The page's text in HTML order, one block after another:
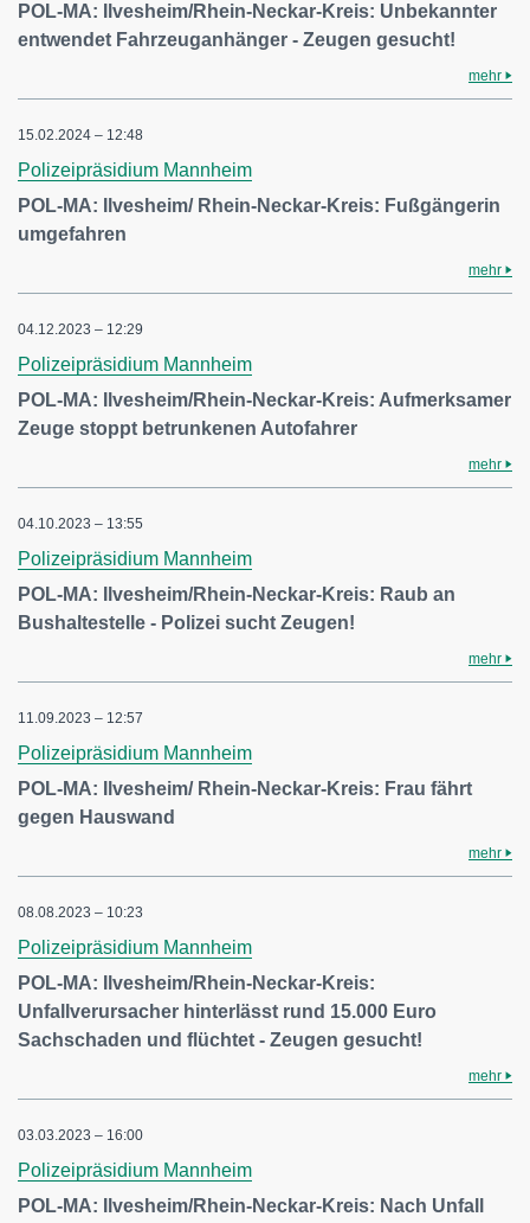
POL-MA: Ilvesheim/Rhein-Neckar-Kreis: Unbekannter
entwendet Fahrzeuganhänger - Zeugen gesucht!
mehr
15.02.2024 – 12:48
Polizeipräsidium Mannheim
POL-MA: Ilvesheim/ Rhein-Neckar-Kreis: Fußgängerin
umgefahren
mehr
04.12.2023 – 12:29
Polizeipräsidium Mannheim
POL-MA: Ilvesheim/Rhein-Neckar-Kreis: Aufmerksamer
Zeuge stoppt betrunkenen Autofahrer
mehr
04.10.2023 – 13:55
Polizeipräsidium Mannheim
POL-MA: Ilvesheim/Rhein-Neckar-Kreis: Raub an
Bushaltestelle - Polizei sucht Zeugen!
mehr
11.09.2023 – 12:57
Polizeipräsidium Mannheim
POL-MA: Ilvesheim/ Rhein-Neckar-Kreis: Frau fährt
gegen Hauswand
mehr
08.08.2023 – 10:23
Polizeipräsidium Mannheim
POL-MA: Ilvesheim/Rhein-Neckar-Kreis:
Unfallverursacher hinterlässt rund 15.000 Euro
Sachschaden und flüchtet - Zeugen gesucht!
mehr
03.03.2023 – 16:00
Polizeipräsidium Mannheim
POL-MA: Ilvesheim/Rhein-Neckar-Kreis: Nach Unfall